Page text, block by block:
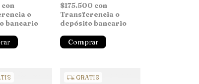
con
o
bancario
$175.500 con
Transferencia o
depósito bancario
Comprar
GRATIS